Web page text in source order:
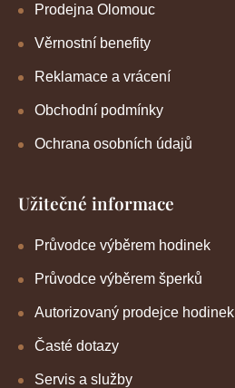
Prodejna Olomouc
Věrnostní benefity
Reklamace a vrácení
Obchodní podmínky
Ochrana osobních údajů
Užitečné informace
Průvodce výběrem hodinek
Průvodce výběrem šperků
Autorizovaný prodejce hodinek
Časté dotazy
Servis a služby